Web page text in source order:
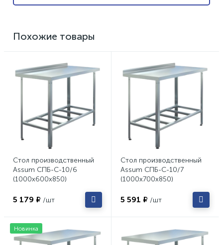
Похожие товары
Стол производственный
Assum СПБ-С-10/6
(1000х600х850)
5 179 ₽ /шт
Стол производственный
Assum СПБ-С-10/7
(1000х700х850)
5 591 ₽ /шт
Новинка